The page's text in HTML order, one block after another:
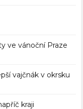
ve vánoční Praze
vajčnák v okrsku
kraji